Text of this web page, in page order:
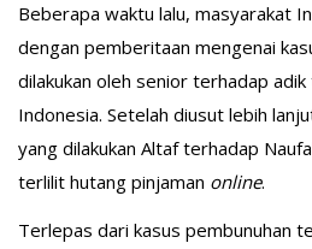
Beberapa waktu lalu, masyarakat
dengan pemberitaan mengenai
dilakukan oleh senior terhadap
Indonesia. Setelah diusut lebih
yang dilakukan Altaf terhadap
terlilit hutang pinjaman online.
Terlepas dari kasus pembunuhan